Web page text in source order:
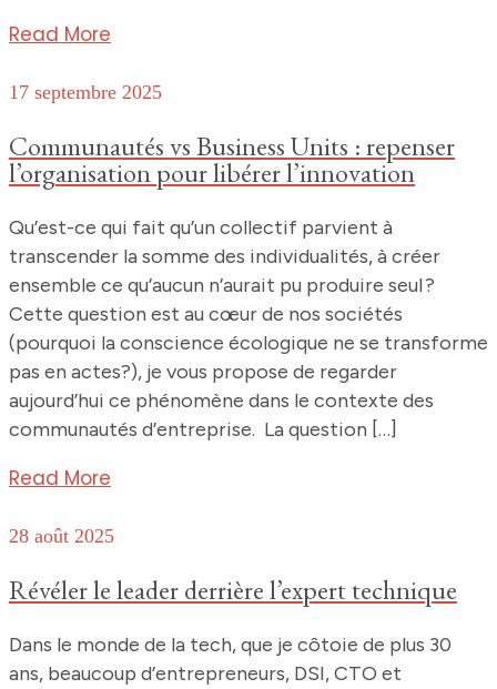
Read More
17 septembre 2025
Communautés vs Business Units : repenser
l’organisation pour libérer l’innovation
Qu’est-ce qui fait qu’un collectif parvient à
transcender la somme des individualités, à créer
ensemble ce qu’aucun n’aurait pu produire seul ?
Cette question est au cœur de nos sociétés
(pourquoi la conscience écologique ne se transforme
pas en actes?), je vous propose de regarder
aujourd’hui ce phénomène dans le contexte des
communautés d’entreprise. La question […]
Read More
28 août 2025
Révéler le leader derrière l’expert technique
Dans le monde de la tech, que je côtoie de plus 30
ans, beaucoup d’entrepreneurs, DSI, CTO et